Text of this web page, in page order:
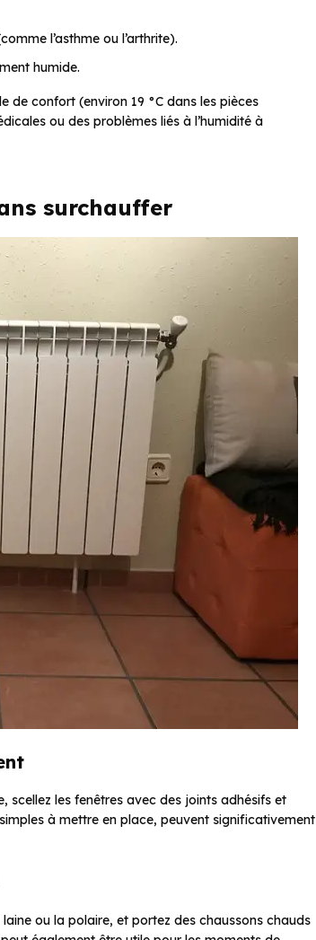
l’asthme ou l’arthrite).
humide.
de confort (environ 19 °C dans les pièces
ou des problèmes liés à l’humidité à
surchauffer
scellez les fenêtres avec des joints adhésifs et
à mettre en place, peuvent significativement
ou la polaire, et portez des chaussons chauds